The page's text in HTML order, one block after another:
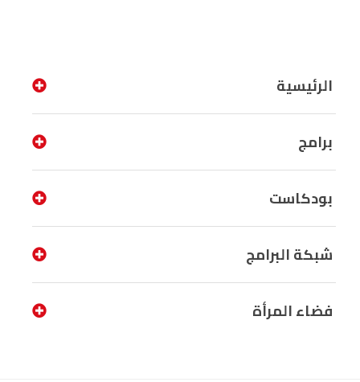
الرئيسية
برامج
بودكاست
شبكة البرامج
فضاء المرأة